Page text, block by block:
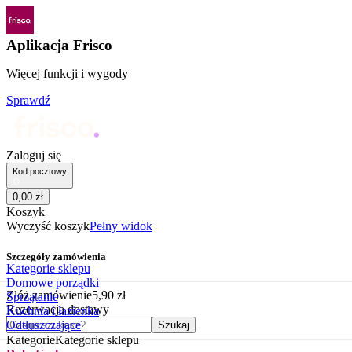
Aplikacja Frisco
Więcej funkcji i wygody
Sprawdź
Zaloguj się
Kod pocztowy
0,00 zł
Koszyk
Wyczyść koszykPełny widok
Szczegóły zamówienia
Złóż zamówienie5,90 zł
Rezerwacja dostawy
Czego szukasz?
Szukaj
KategorieKategorie sklepu
Kategorie sklepu
Domowe porządki
Sprzątanie
Kuchnia i łazienka
Odtłuszczające